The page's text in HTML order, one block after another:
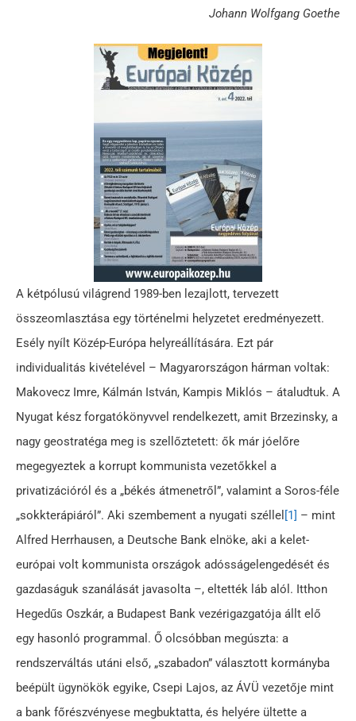
Johann Wolfgang Goethe
A kétpólusú világrend 1989-ben lezajlott, tervezett
összeomlasztása egy történelmi helyzetet eredményezett.
Esély nyílt Közép-Európa helyreállítására. Ezt pár
individualitás kivételével – Magyarországon hárman voltak:
Makovecz Imre, Kálmán István, Kampis Miklós – átaludtuk. A
Nyugat kész forgatókönyvvel rendelkezett, amit Brzezinsky, a
nagy geostratéga meg is szellőztetett: ők már jóelőre
megegyeztek a korrupt kommunista vezetőkkel a
privatizációról és a „békés átmenetről”, valamint a Soros-féle
„sokkterápiáról”. Aki szembement a nyugati széllel [1] – mint
Alfred Herrhausen, a Deutsche Bank elnöke, aki a kelet-
európai volt kommunista országok adósságelengedését és
gazdaságuk szanálását javasolta –, eltették láb alól. Itthon
Hegedűs Oszkár, a Budapest Bank vezérigazgatója állt elő
egy hasonló programmal. Ő olcsóbban megúszta: a
rendszerváltás utáni első, „szabadon” választott kormányba
beépült ügynökök egyike, Csepi Lajos, az ÁVÜ vezetője mint
a bank főrészvényese megbuktatta, és helyére ültette a